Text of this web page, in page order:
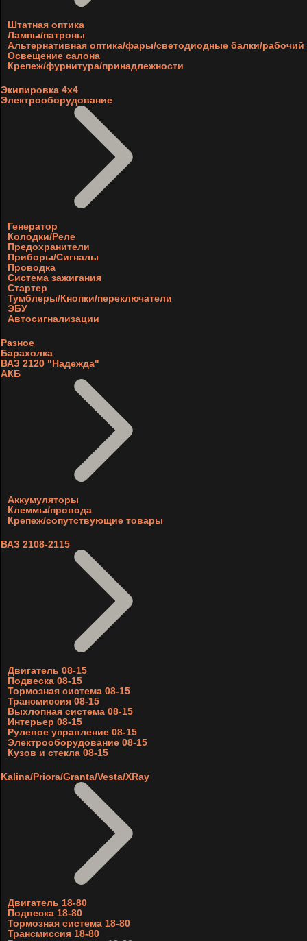
Штатная оптика
Лампы/патроны
Альтернативная оптика/фары/светодиодные балки/рабочий
Освещение салона
Крепеж/фурнитура/принадлежности
Экипировка 4х4
Электрооборудование
Генератор
Колодки/Реле
Предохранители
Приборы/Сигналы
Проводка
Система зажигания
Стартер
Тумблеры/Кнопки/переключатели
ЭБУ
Автосигнализации
Разное
Барахолка
ВАЗ 2120 "Надежда"
АКБ
Аккумуляторы
Клеммы/провода
Крепеж/сопутствующие товары
ВАЗ 2108-2115
Двигатель 08-15
Подвеска 08-15
Тормозная система 08-15
Трансмиссия 08-15
Выхлопная система 08-15
Интерьер 08-15
Рулевое управление 08-15
Электрооборудование 08-15
Кузов и стекла 08-15
Kalina/Priora/Granta/Vesta/XRay
Двигатель 18-80
Подвеска 18-80
Тормозная система 18-80
Трансмиссия 18-80